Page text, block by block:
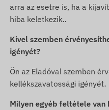
arra az esetre is, ha a
hiba keletkezik..
Kivel szemben
igényét?
Ön az Eladóval szemben
kellékszavatossági igényét.
Milyen egyéb feltétele